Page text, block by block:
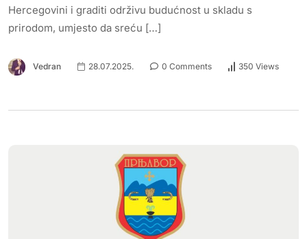
Hercegovini i graditi održivu budućnost u skladu s
prirodom, umjesto da sreću […]
Vedran 28.07.2025. 0 Comments 350 Views